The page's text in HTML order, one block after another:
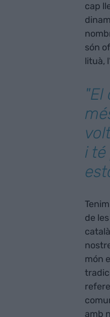
cap
són
lituà,
i
de
món
amb